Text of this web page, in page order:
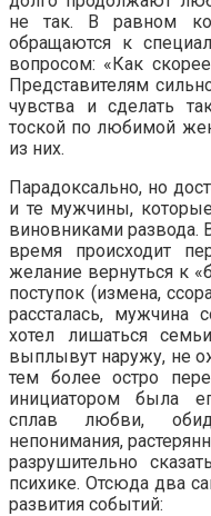
не так. В равном
обращаются к
вопросом: «Как
Представителям
чувства и сделать
тоской по любимой
из них.
Парадоксально, но
и те мужчины,
виновниками развода.
время происходит
желание вернуться к
поступок (измена,
рассталась, мужчина
хотел лишаться
выплывут наружу, не
тем более остро
инициатором была
сплав любви,
непонимания,
разрушительно
психике. Отсюда два
развития событий: